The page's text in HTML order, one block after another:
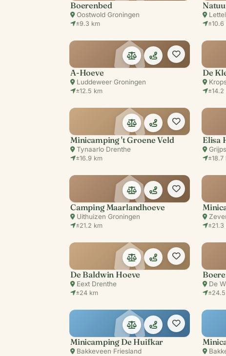
Boerenbed
Oostwold·Groningen
±9.3 km ±10.6
A-Hoeve
Luddeweer·Groningen
±12.5 km
De
±14.2
Minicamping 't Groene Veld
Tynaarlo·Drenthe
±16.9 km
Elisa
±18.7
Camping Maarlandhoeve
Uithuizen·Groningen
±21.2 km ±21.3
De Baldwin Hoeve
Eext·Drenthe
±24 km
De
Minicamping De Huifkar
Bakkeveen·Friesland